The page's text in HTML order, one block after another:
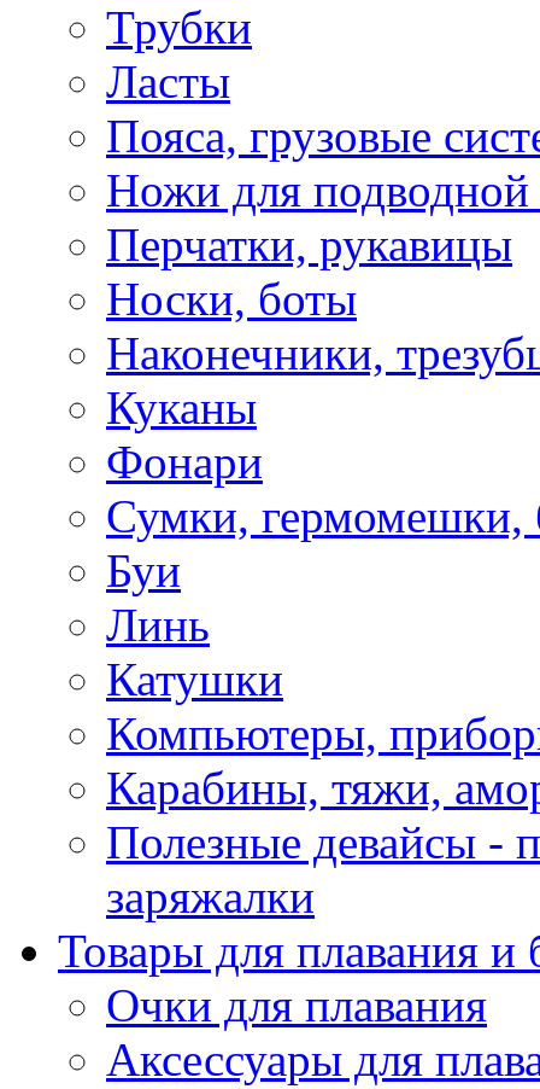
Трубки
Ласты
Пояса, грузовые
Ножи для подводной
Перчатки, рукавицы
Носки, боты
Наконечники,
Куканы
Фонари
Сумки, гермомешки,
Буи
Линь
Катушки
Компьютеры,
Карабины, тяжи,
Полезные девайсы -
заряжалки
Товары для плавания и
Очки для плавания
Аксессуары для